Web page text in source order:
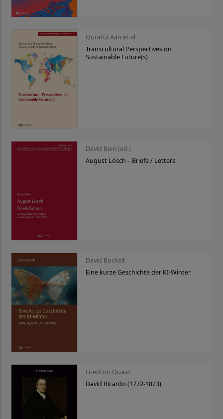
Quratul Aan et al.
Transcultural Perspectives on
Sustainable Future(s)
David Bieri (ed.)
August Lösch – Briefe / Letters
David Bockelt
Eine kurze Geschichte der KI-Winter
Friedrun Quaas
David Ricardo (1772-1823)